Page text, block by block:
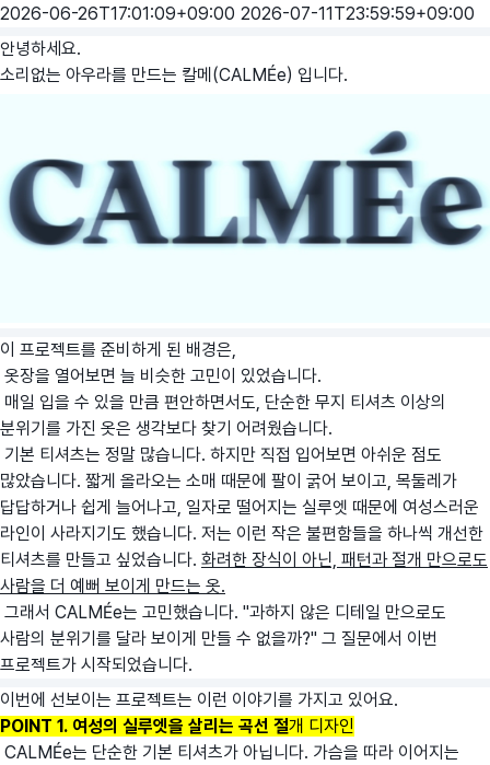
2026-06-26T17:01:09+09:00 2026-07-11T23:59:59+09:00
안녕하세요.
소리없는 아우라를 만드는 칼메(CALMÉe) 입니다.
이 프로젝트를 준비하게 된 배경은,
옷장을 열어보면 늘 비슷한 고민이 있었습니다.
매일 입을 수 있을 만큼 편안하면서도, 단순한 무지 티셔츠 이상의
분위기를 가진 옷은 생각보다 찾기 어려웠습니다.
기본 티셔츠는 정말 많습니다. 하지만 직접 입어보면 아쉬운 점도
많았습니다. 짧게 올라오는 소매 때문에 팔이 굵어 보이고, 목둘레가
답답하거나 쉽게 늘어나고, 일자로 떨어지는 실루엣 때문에 여성스러운
라인이 사라지기도 했습니다. 저는 이런 작은 불편함들을 하나씩 개선한
티셔츠를 만들고 싶었습니다. 화려한 장식이 아닌, 패턴과 절개 만으로도
사람을 더 예뻐 보이게 만드는 옷.
그래서 CALMÉe는 고민했습니다. "과하지 않은 디테일 만으로도
사람의 분위기를 달라 보이게 만들 수 없을까?" 그 질문에서 이번
프로젝트가 시작되었습니다.
이번에 선보이는 프로젝트는 이런 이야기를 가지고 있어요.
POINT 1. 여성의 실루엣을 살리는 곡선 절개 디자인
CALMÉe는 단순한 기본 티셔츠가 아닙니다. 가슴을 따라 이어지는